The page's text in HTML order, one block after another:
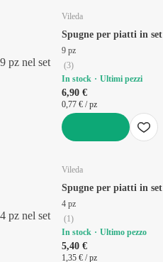
9 pz nel set
Vileda
Spugne per piatti in
9 pz
(3)
In stock
Ultimi pezzi
6,90 €
0,77 € / pz
4 pz nel set
Vileda
Spugne per piatti in
4 pz
(1)
In stock
Ultimo pezzo
5,40 €
1,35 € / pz